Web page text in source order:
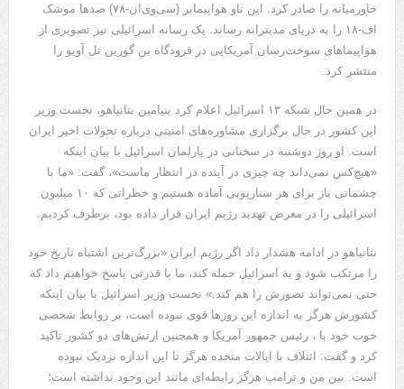
خاورمیانه را صادر کرد. این ناو هواپیمابر (سی‌وی‌ان-۷۸) صدها موشک
اف-۱۸ را به دریای مدیترانه رساند. یک رسانه اسرائیلی نیز تصویری از
هواپیماهای سوخت‌رسان آمریکایی در فرودگاه بن‌ گورین تل آویو را
منتشر کرد.
در همین حال شبکه ۱۳ اسرائیل اعلام کرد بنیامین نتانیاهو، نخست وزیر
این کشور در حال برگزاری مشاوره‌های امنیتی درباره تحولات اخیر ایران
است. او روز دوشنبه در سخنانی در پارلمان اسرائیل با بیان اینکه
«هیچ‌کس نمی‌داند چه چیزی در آینده در انتظار ماست»، گفت: «ما با
چشمانی باز برای هر سناریویی آماده هستیم و خطراتی که ۱۰ میلیون
اسرائیلی را در معرض تهدید رژیم ایران قرار داده بود، برطرف کردیم.
نتانیاهو در ادامه هشدار داد اگر رژیم ایران «بزرگ‌ترین اشتباه تاریخ خود
را مرتکب شود و به اسرائیل حمله کند، ما با قدرتی پاسخ خواهیم داد که
حتی نمی‌تواند تصورش را هم کند.» نخست وزیر اسرائیل با بیان اینکه
کشورش هرگز به اندازه این روزها قوی نبوده است، بر روابط شخصی
خوب خود با ، رئیس جمهور آمریکا و همچنین ارتش‌های دو کشور تاکید
کرد و گفت: ائتلاف با ایالات متحده هرگز تا این اندازه نزدیک نبوده
است. بین من و ترامپ هرگز رابطه‌ای مانند این وجود نداشته است؛